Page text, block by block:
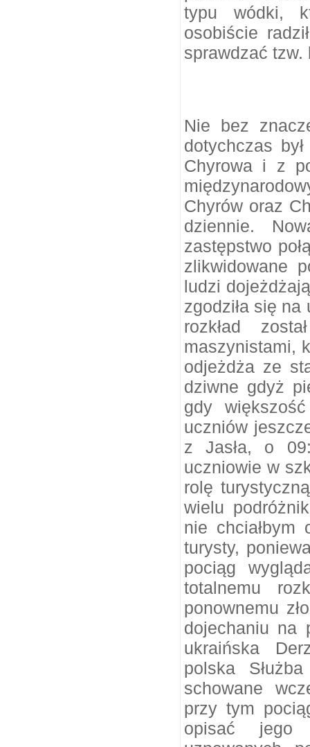
typu wódki,
osobiście
sprawdzać tzw.
Nie bez
dotychczas
Chyrowa i z
Chyrów oraz
dziennie.
zastępstwo
zlikwidowane
ludzi
zgodziła się na
rozkład
maszynistami,
odjeżdża ze
dziwne gdyż
gdy
uczniów
z Jasła, o
uczniowie w
rolę
wielu
nie
turysty,
pociąg
totalnemu
ponownemu
dojechaniu na
ukraińska
polska
schowane
przy tym
opisać jego